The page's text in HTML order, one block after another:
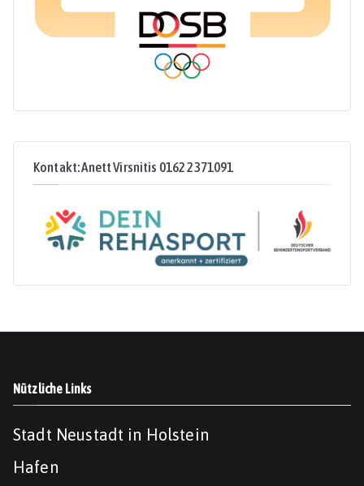
Kontakt: Anett Virsnitis 0162 2371091
Nützliche Links
Stadt Neustadt in Holstein
Hafen